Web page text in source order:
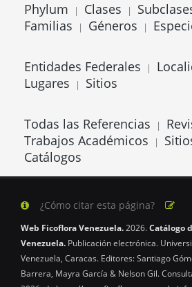
Phylum | Clases |
Familias | Géneros |
Entidades Federales |
Lugares | Sitios
Todas las Referencias |
Trabajos Académicos |
Catálogos
¿Cómo citar esta página?
Web Ficoflora Venezuela.2026.Catálogo
Venezuela. Publicación electrónica.
Venezuela, Caracas. Editores: Santiago
Barrera, Mayra García & Nelson Gil.